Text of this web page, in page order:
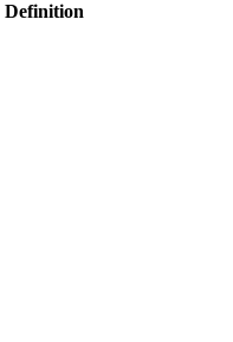
Definition